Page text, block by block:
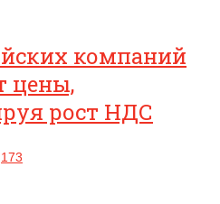
компаний
цены,
рост НДС
173